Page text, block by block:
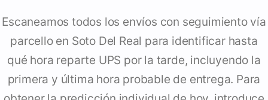
Escaneamos todos los envíos con seguimiento vía
parcello en Soto Del Real para identificar hasta
qué hora reparte UPS por la tarde, incluyendo la
primera y última hora probable de entrega. Para